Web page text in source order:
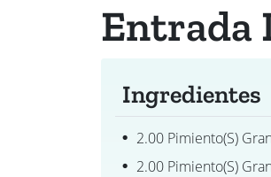
Entrada
Ingredientes
2.00 Pimiento(s)
2.00 Pimiento(s)